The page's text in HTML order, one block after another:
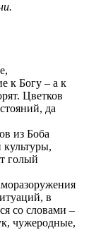
к Богу – а к
Цветков
да
из Боба
голый
в
со словами –
чужеродные,